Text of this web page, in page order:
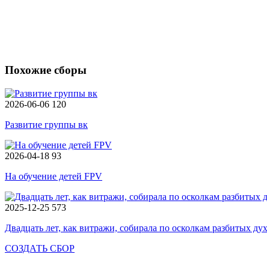
Похожие сборы
2026-06-06 120
Развитие группы вк
2026-04-18 93
На обучение детей FPV
2025-12-25 573
Двадцать лет, как витражи, собирала по осколкам разбитых
СОЗДАТЬ СБОР